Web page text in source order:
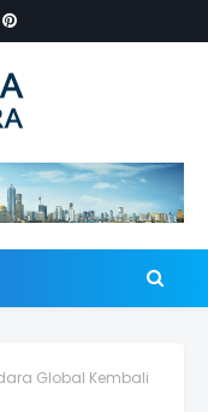
Global Kembali